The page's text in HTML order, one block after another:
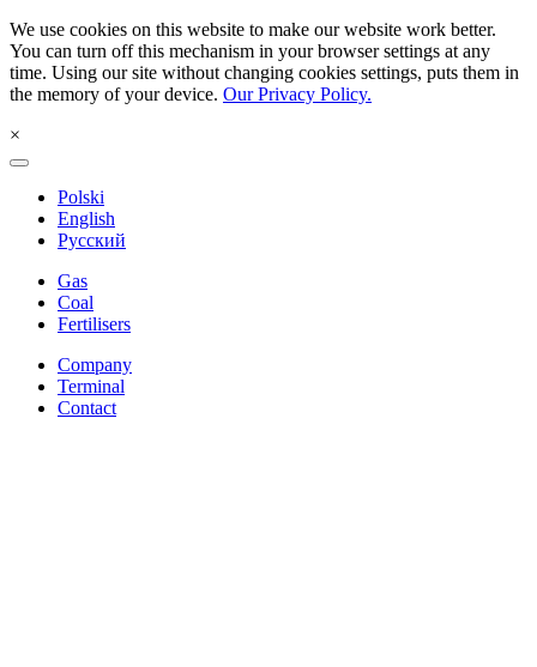
We use cookies on this website to make our website work better.
You can turn off this mechanism in your browser settings at any
time. Using our site without changing cookies settings, puts them in
the memory of your device. Our Privacy Policy.
×
Polski
English
Русский
Gas
Coal
Fertilisers
Company
Terminal
Contact